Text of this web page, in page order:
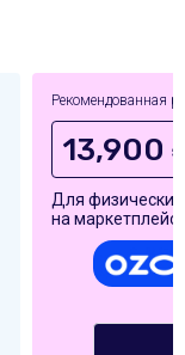
Рекомендованная
13,900
Для
на